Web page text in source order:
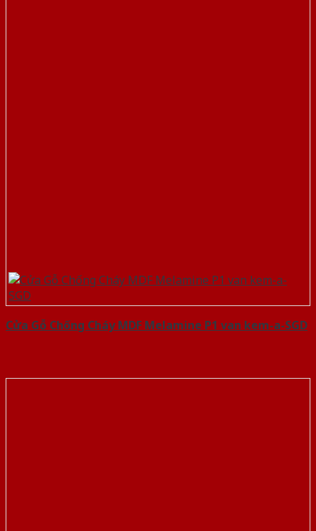
Cửa Gỗ Chống Cháy MDF Melamine P1 van kem-a-SGD